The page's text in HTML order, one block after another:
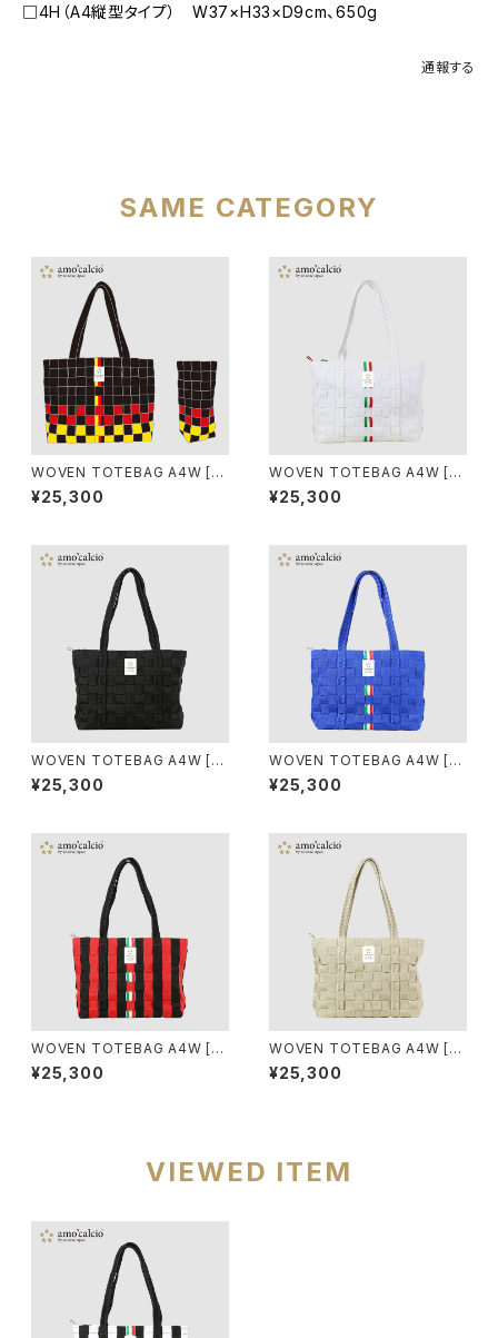
□4H（A4縦型タイプ） W37×H33×D9cm、650g
通報する
SAME CATEGORY
WOVEN TOTEBAG A4W [G
ERMANIA]
¥25,300
WOVEN TOTEBAG A4W [BI
ANCO]
¥25,300
WOVEN TOTEBAG A4W [N
ERO]
¥25,300
WOVEN TOTEBAG A4W [A
ZZURRI]
¥25,300
WOVEN TOTEBAG A4W [R
OSSONERO]
¥25,300
WOVEN TOTEBAG A4W [O
RO]
¥25,300
VIEWED ITEM